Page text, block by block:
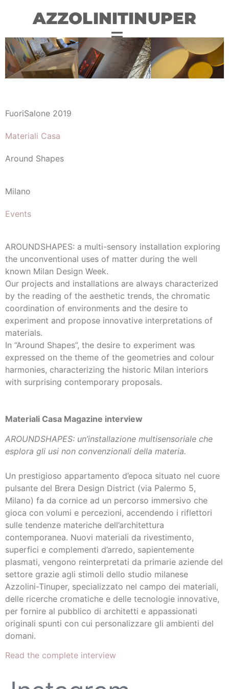
AZZOLINITINUPER
FuoriSalone 2019
Materiali Casa
Around Shapes
Milano
Events
AROUNDSHAPES: a multi-sensory installation exploring
the unconventional uses of matter during the well
known Milan Design Week.
Our projects and installations are always characterized
by the reading of the aesthetic trends, the chromatic
coordination of environments and the desire to
experiment and propose innovative interpretations of
materials.
In “Around Shapes”, the desire to experiment was
expressed on the theme of the geometries and colour
harmonies, characterizing the historic Milan interiors
with surprising contemporary proposals.
Materiali Casa Magazine interview
AROUNDSHAPES: un’installazione multisensoriale che
esplora gli usi non convenzionali della materia.
Un prestigioso appartamento d’epoca situato nel cuore
pulsante del Brera Design District (via Palermo 5,
Milano) fa da cornice ad un percorso immersivo che
gioca con volumi e percezioni, accendendo i riflettori
sulle tendenze materiche dell’architettura
contemporanea. Nuovi materiali da rivestimento,
superfici e complementi d’arredo, sapientemente
plasmati, vengono reinterpretati da primarie aziende del
settore grazie agli stimoli dello studio milanese
Azzolini-Tinuper, specializzato nel campo dei materiali,
delle ricerche cromatiche e delle tecnologie innovative,
per fornire al pubblico di architetti e appassionati
originali spunti con cui personalizzare gli ambienti del
domani.
Read the complete interview